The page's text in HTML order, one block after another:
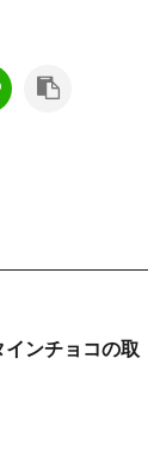
ンチョコの取